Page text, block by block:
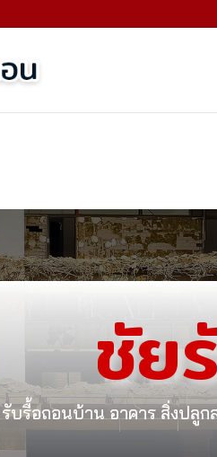
ชัย
รับรื้อถอนบ้าน อาคาร สิ่งปลูก